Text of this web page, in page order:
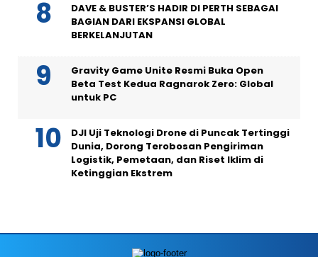
DAVE & BUSTER’S HADIR DI PERTH SEBAGAI
BAGIAN DARI EKSPANSI GLOBAL
BERKELANJUTAN
Gravity Game Unite Resmi Buka Open
Beta Test Kedua Ragnarok Zero: Global
untuk PC
DJI Uji Teknologi Drone di Puncak Tertinggi
Dunia, Dorong Terobosan Pengiriman
Logistik, Pemetaan, dan Riset Iklim di
Ketinggian Ekstrem